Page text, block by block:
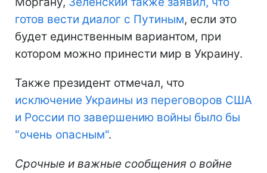
готов вести диалог с Путиным, если это
будет единственным вариантом, при
котором можно принести мир в Украину.
Также президент отмечал, что
исключение Украины из переговоров США
и России по завершению войны было бы
"очень опасным".
Срочные и важные сообщения о войне